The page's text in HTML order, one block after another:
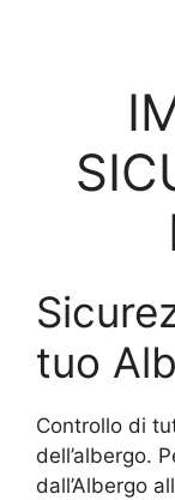
tuo
Controllo di
dell’albergo.
dall’Albergo